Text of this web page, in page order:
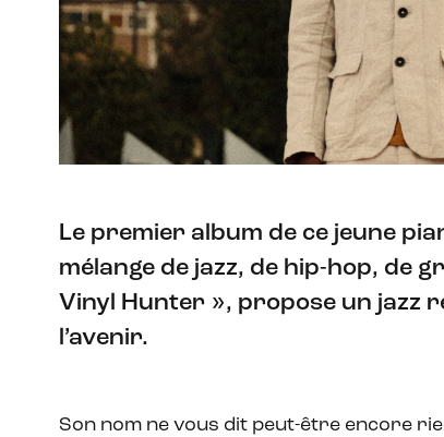
Le premier album de ce jeune
mélange de jazz, de hip-hop, de
Vinyl Hunter », propose un jazz
l’avenir.
Son nom ne vous dit peut-être encore